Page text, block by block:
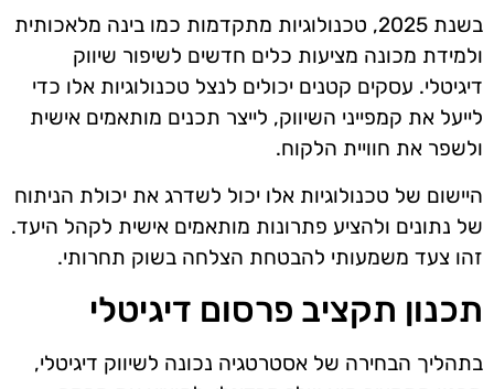
בשנת 2025, טכנולוגיות מתקדמות כמו בינה מלאכותית
ולמידת מכונה מציעות כלים חדשים לשיפור שיווק
דיגיטלי. עסקים קטנים יכולים לנצל טכנולוגיות אלו כדי
לייעל את קמפייני השיווק, לייצר תכנים מותאמים אישית
ולשפר את חוויית הלקוח.
היישום של טכנולוגיות אלו יכול לשדרג את יכולת הניתוח
של נתונים ולהציע פתרונות מותאמים אישית לקהל היעד.
זהו צעד משמעותי להבטחת הצלחה בשוק תחרותי.
תכנון תקציב פרסום דיגיטלי
בתהליך הבחירה של אסטרטגיה נכונה לשיווק דיגיטלי,